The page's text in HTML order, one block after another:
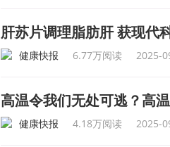
肝苏片调理脂肪肝 获现代
健康快报 6.77万阅读 2025-
高温令我们无处可逃？高
健康快报 4.18万阅读 2025-